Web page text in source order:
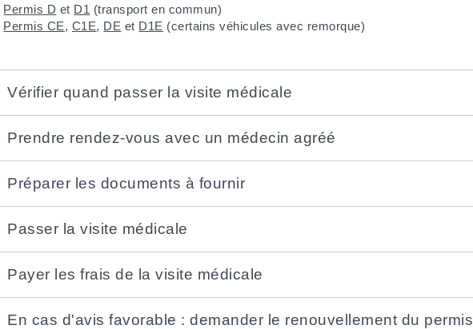
Permis D et D1 (transport en commun)
Permis CE, C1E, DE et D1E (certains véhicules avec remorque)
Vérifier quand passer la visite médicale
Prendre rendez-vous avec un médecin agréé
Préparer les documents à fournir
Passer la visite médicale
Payer les frais de la visite médicale
En cas d'avis favorable : demander le renouvellement du permis